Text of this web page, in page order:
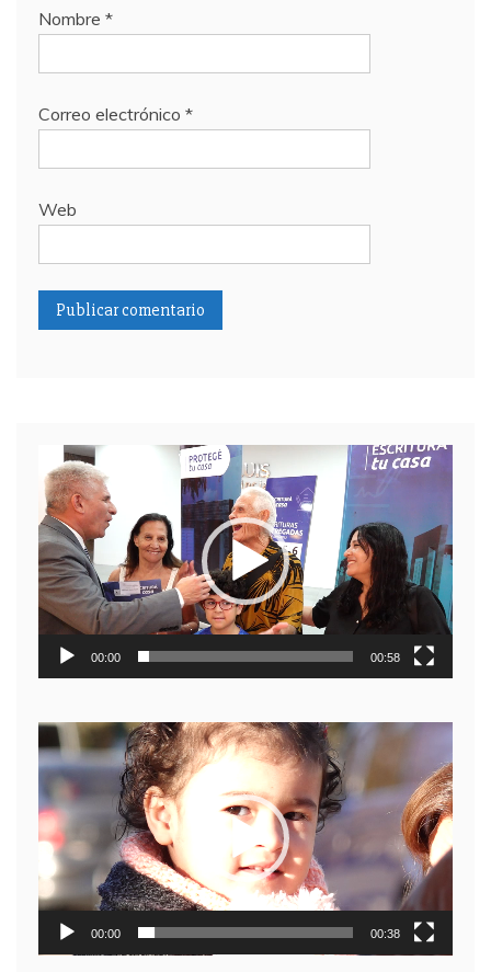
Nombre *
Correo electrónico *
Web
Reproductor
de
video
00:00 00:58
Reproductor
de
video
00:00 00:38